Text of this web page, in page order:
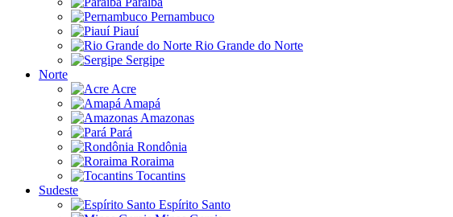
Pernambuco
Piauí
Rio Grande do Norte
Sergipe
Norte
Acre
Amapá
Amazonas
Pará
Rondônia
Roraima
Tocantins
Sudeste
Espírito Santo